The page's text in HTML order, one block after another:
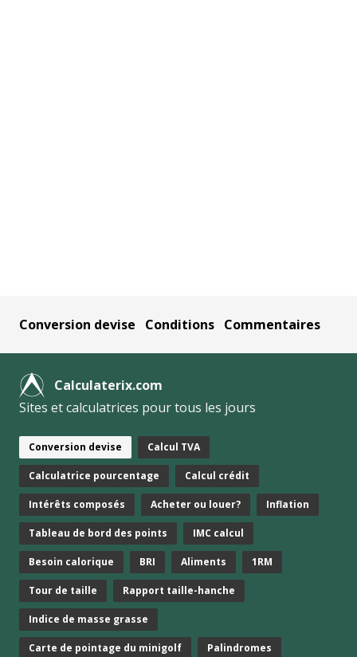
Conversion devise Conditions Commentaires
Calculaterix.com
Sites et calculatrices pour tous les jours
Conversion devise Calcul TVA
Calculatrice pourcentage Calcul crédit
Intérêts composés Acheter ou louer? Inflation
Tableau de bord des points IMC calcul
Besoin calorique BRI Aliments 1RM
Tour de taille Rapport taille-hanche
Indice de masse grasse
Carte de pointage du minigolf Palindromes